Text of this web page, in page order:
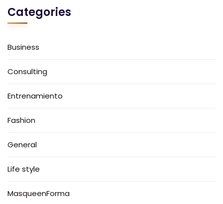
Categories
Business
Consulting
Entrenamiento
Fashion
General
Life style
MasqueenForma